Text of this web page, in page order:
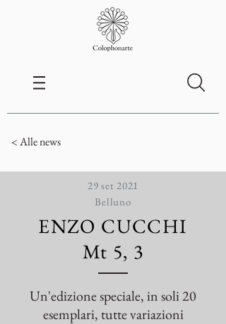
ENZO CUCCHI
Mt 5, 3
Un'edizione speciale, in soli 20
esemplari, tutte variazioni
29 set 2021
Belluno
< Alle news